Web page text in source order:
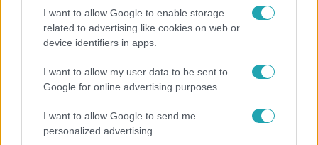
I want to allow Google to enable storage
related to advertising like cookies on web or
device identifiers in apps.
I want to allow my user data to be sent to
Google for online advertising purposes.
I want to allow Google to send me
personalized advertising.